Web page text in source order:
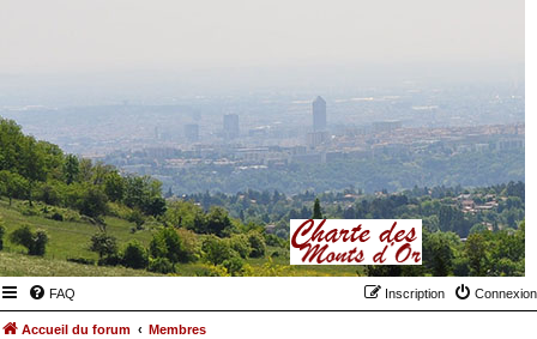
FAQ Connexion
Inscription
Accueil du forum Membres